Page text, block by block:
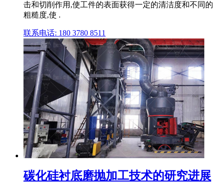
击和切削作用,使工件的表面获得一定的清洁度和不同的
粗糙度,使 .
联系电话: 180 3780 8511
碳化硅衬底磨抛加工技术的研究进展